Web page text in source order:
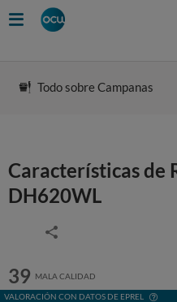
Todo sobre Campanas
Características de
DH620WL
39 MALA CALIDAD
VALORACIÓN CON DATOS DE EPREL